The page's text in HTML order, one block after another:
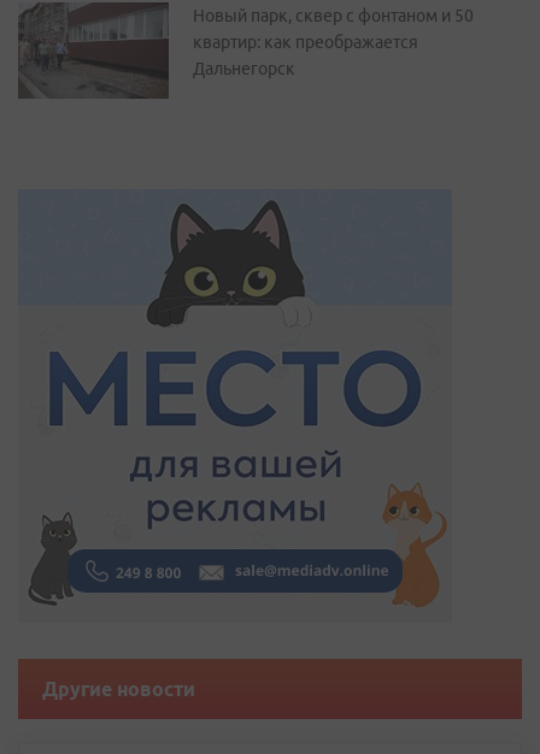
Новый парк, сквер с фонтаном и 50
квартир: как преображается
Дальнегорск
Другие новости